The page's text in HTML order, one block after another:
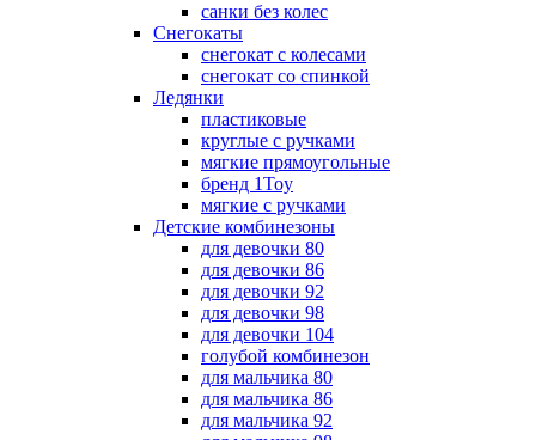
санки без колес
Снегокаты
снегокат с колесами
снегокат со спинкой
Ледянки
пластиковые
круглые с ручками
мягкие прямоугольные
бренд 1Toy
мягкие с ручками
Детские комбинезоны
для девочки 80
для девочки 86
для девочки 92
для девочки 98
для девочки 104
голубой комбинезон
для мальчика 80
для мальчика 86
для мальчика 92